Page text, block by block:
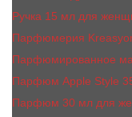
Ручка 15 мл для
Парфюмерия
Парфюмированное
Парфюм Apple Style
Парфюм 30 мл для